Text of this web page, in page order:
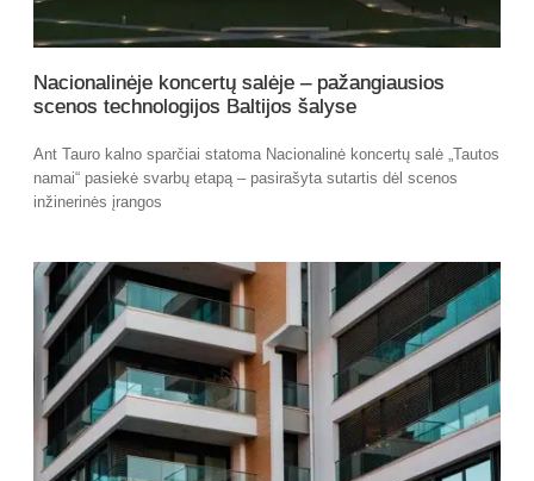
Nacionalinėje koncertų salėje – pažangiausios
scenos technologijos Baltijos šalyse
Ant Tauro kalno sparčiai statoma Nacionalinė koncertų salė „Tautos
namai“ pasiekė svarbų etapą – pasirašyta sutartis dėl scenos
inžinerinės įrangos